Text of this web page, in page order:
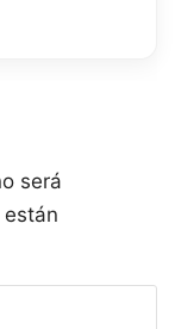
será